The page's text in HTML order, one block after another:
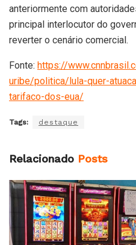
anteriormente com
principal interlocutor do
reverter o cenário comercial.
Fonte: https://
uribe/politica/lula-quer-
tarifaco-dos-eua/
Tags: destaque
Relacionado Posts